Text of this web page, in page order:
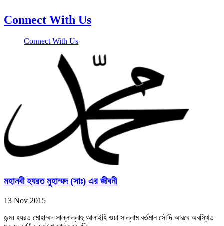
Connect With Us
Connect With Us
মহানবী হযরত মুহাম্মদ (সাঃ) এর জীবনী
13 Nov 2015
জন্মঃ হযরত মোহাম্মদ সাল্লাল্লাহু আলাইহি ওয়া সাল্লাম বর্তমান সৌদি আরবে অবস্থিত